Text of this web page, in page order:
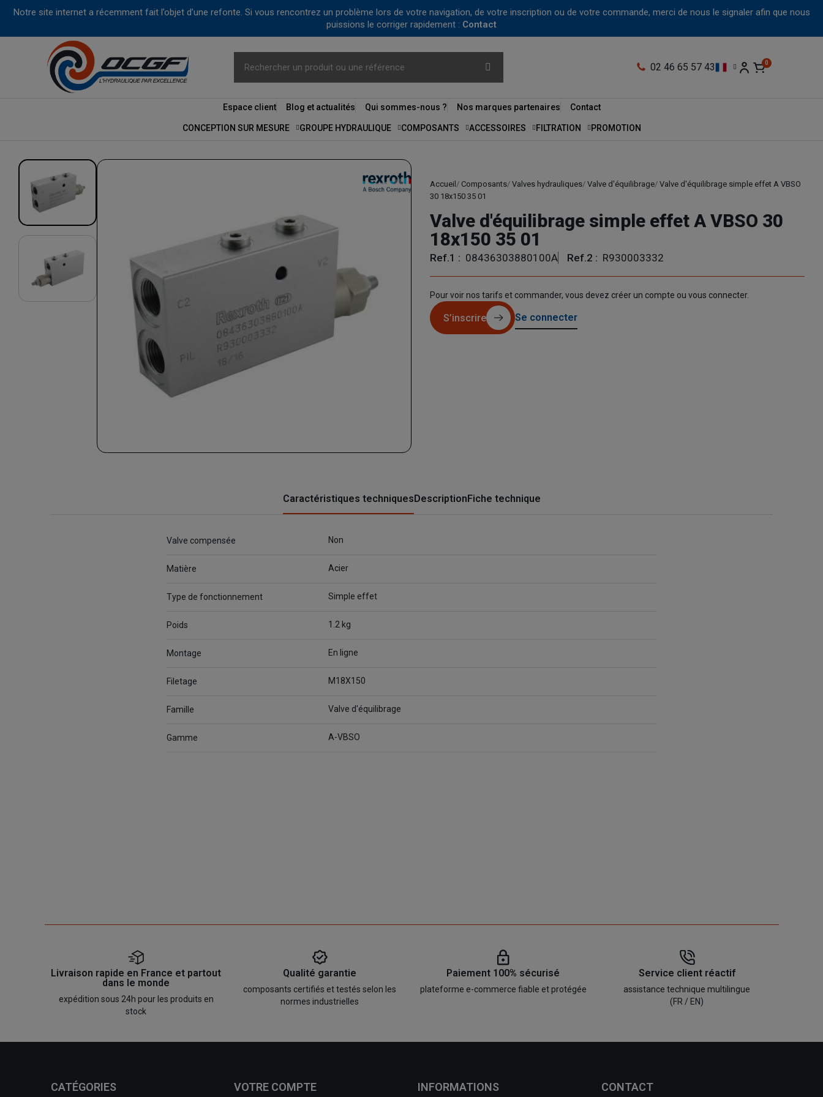
Notre site internet a récemment fait l’objet d’une refonte. Si vous rencontrez un problème lors de votre navigation, de votre inscription ou de votre commande, merci de nous le signaler afin que nous
puissions le corriger rapidement : Contact
02 46 65 57 43
Espace client Blog et actualités Qui sommes-nous ? Nos marques partenaires Contact
CONCEPTION SUR MESURE GROUPE HYDRAULIQUE COMPOSANTS ACCESSOIRES FILTRATION PROMOTION
Accueil Composants Valves hydrauliques Valve d'équilibrage Valve d'équilibrage simple effet A VBSO
30 18x150 35 01
Valve d'équilibrage simple effet A VBSO 30
18x150 35 01
Ref.1 : 08436303880100A Ref.2 : R930003332
Pour voir nos tarifs et commander, vous devez créer un compte ou vous connecter.
S’inscrire Se connecter
Caractéristiques techniquesDescriptionFiche technique
Valve compensée Non
Matière Acier
Type de fonctionnement Simple effet
Poids 1.2 kg
Montage En ligne
Filetage M18X150
Famille Valve d'équilibrage
Gamme A-VBSO
Livraison rapide en France et partout
dans le monde
expédition sous 24h pour les produits en
stock
Qualité garantie
composants certifiés et testés selon les
normes industrielles
Paiement 100% sécurisé
plateforme e-commerce fiable et protégée
Service client réactif
assistance technique multilingue
(FR / EN)
CATÉGORIES VOTRE COMPTE INFORMATIONS CONTACT